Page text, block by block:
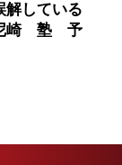
解している
尼崎 塾 予